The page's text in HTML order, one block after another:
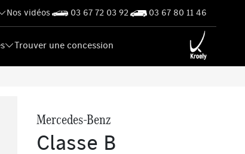
Nos vidéos 03 67 72 03 92 03 67 80 11 46
Trouver une concession
Mercedes-Benz
Classe B